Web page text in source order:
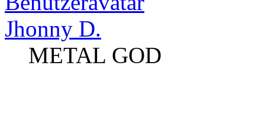
Jhonny D.
METAL GOD